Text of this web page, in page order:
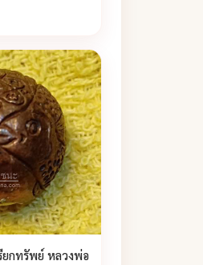
ารต้อนรับทุกคน
ยกทรัพย์ หลวงพ่อ